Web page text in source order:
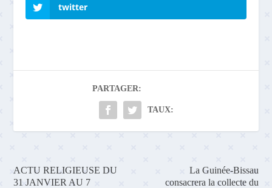
twitter
PARTAGER:
TAUX:
ACTU RELIGIEUSE DU
31 JANVIER AU 7
La Guinée-Bissau
consacrera la collecte du